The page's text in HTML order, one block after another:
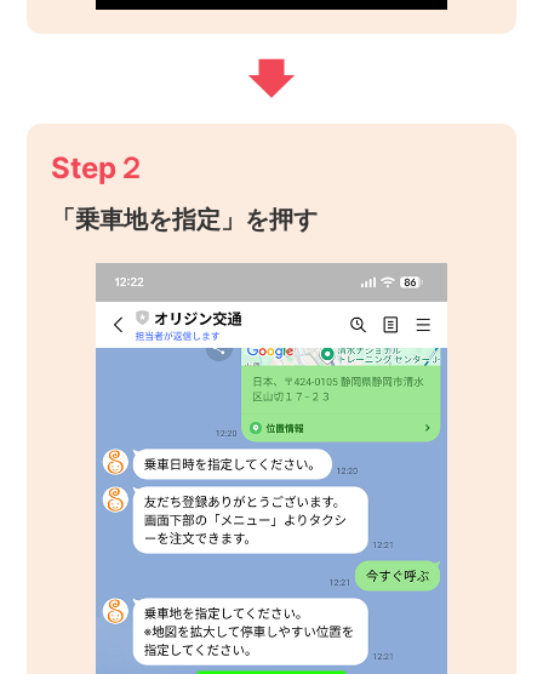
Step２
「乗車地を指定」を押す